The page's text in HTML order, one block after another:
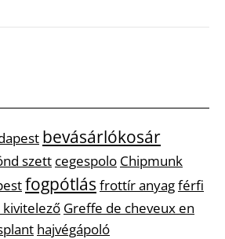
bevásárlókosár
szett cegespolo Chipmunk
fogpótlás frottír anyagférfi
Greffe de cheveux en
hajvégápoló